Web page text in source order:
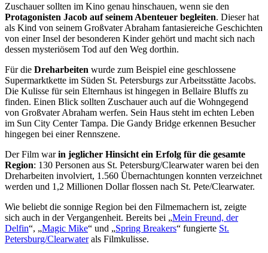
Zuschauer sollten im Kino genau hinschauen, wenn sie den
Protagonisten Jacob auf seinem Abenteuer begleiten. Dieser hat
als Kind von seinem Großvater Abraham fantasiereiche Geschichten
von einer Insel der besonderen Kinder gehört und macht sich nach
dessen mysteriösem Tod auf den Weg dorthin.
Für die Dreharbeiten wurde zum Beispiel eine geschlossene
Supermarktkette im Süden St. Petersburgs zur Arbeitsstätte Jacobs.
Die Kulisse für sein Elternhaus ist hingegen in Bellaire Bluffs zu
finden. Einen Blick sollten Zuschauer auch auf die Wohngegend
von Großvater Abraham werfen. Sein Haus steht im echten Leben
im Sun City Center Tampa. Die Gandy Bridge erkennen Besucher
hingegen bei einer Rennszene.
Der Film warin jeglicher Hinsicht ein Erfolg für die gesamte
Region: 130 Personen aus St. Petersburg/Clearwater waren bei den
Dreharbeiten involviert, 1.560 Übernachtungen konnten verzeichnet
werden und 1,2 Millionen Dollar flossen nach St. Pete/Clearwater.
Wie beliebt die sonnige Region bei den Filmemachern ist, zeigte
sich auch in der Vergangenheit. Bereits bei „Mein Freund, der
Delfin“, „Magic Mike“ und „Spring Breakers“ fungierte St.
Petersburg/Clearwaterals Filmkulisse.